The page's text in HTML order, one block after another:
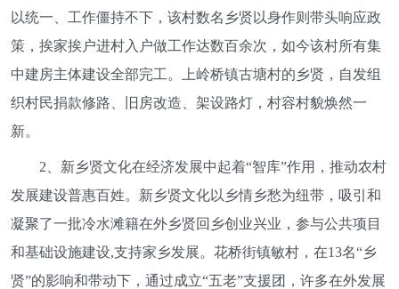
以统一、工作僵持不下，该村数名乡贤以身作则带头响应政
策，挨家挨户进村入户做工作达数百余次，如今该村所有集
中建房主体建设全部完工。上岭桥镇古塘村的乡贤，自发组
织村民捐款修路、旧房改造、架设路灯，村容村貌焕然一
新。
2、新乡贤文化在经济发展中起着“智库”作用，推动农村
发展建设普惠百姓。新乡贤文化以乡情乡愁为纽带，吸引和
凝聚了一批冷水滩籍在外乡贤回乡创业兴业，参与公共项目
和基础设施建设,支持家乡发展。花桥街镇敏村，在13名“乡
贤”的影响和带动下，通过成立“五老”支援团，许多在外发展